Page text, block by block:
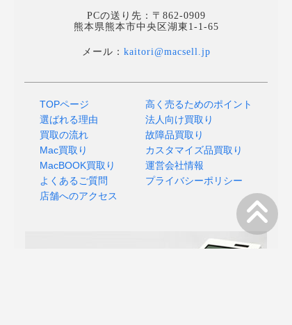
PCの送り先：〒862-0909
熊本県熊本市中央区湖東1-1-65
メール： kaitori@macsell.jp
TOPページ
選ばれる理由
買取の流れ
Mac買取り
MacBOOK買取り
よくあるご質問
店舗へのアクセス
高く売るためのポイント
法人向け買取り
故障品買取り
カスタマイズ品買取り
運営会社情報
プライバシーポリシー